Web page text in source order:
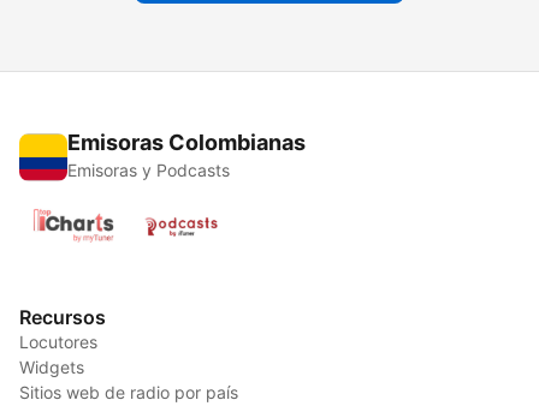
Emisoras Colombianas
Emisoras y Podcasts
Recursos
Locutores
Widgets
Sitios web de radio por país